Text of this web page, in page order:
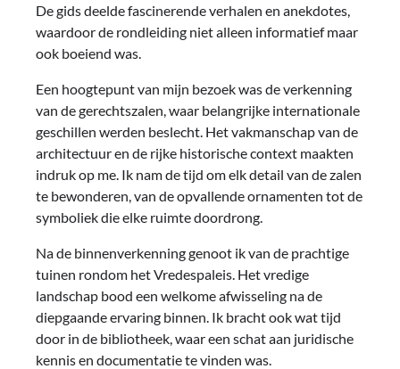
De gids deelde fascinerende verhalen en anekdotes,
waardoor de rondleiding niet alleen informatief maar
ook boeiend was.
Een hoogtepunt van mijn bezoek was de verkenning
van de gerechtszalen, waar belangrijke internationale
geschillen werden beslecht. Het vakmanschap van de
architectuur en de rijke historische context maakten
indruk op me. Ik nam de tijd om elk detail van de zalen
te bewonderen, van de opvallende ornamenten tot de
symboliek die elke ruimte doordrong.
Na de binnenverkenning genoot ik van de prachtige
tuinen rondom het Vredespaleis. Het vredige
landschap bood een welkome afwisseling na de
diepgaande ervaring binnen. Ik bracht ook wat tijd
door in de bibliotheek, waar een schat aan juridische
kennis en documentatie te vinden was.